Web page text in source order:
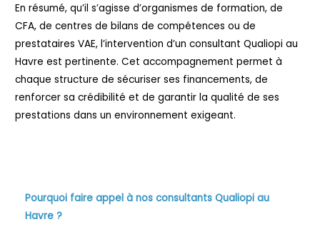
En résumé, qu’il s’agisse d’organismes de formation, de
CFA, de centres de bilans de compétences ou de
prestataires VAE, l’intervention d’un consultant Qualiopi au
Havre est pertinente. Cet accompagnement permet à
chaque structure de sécuriser ses financements, de
renforcer sa crédibilité et de garantir la qualité de ses
prestations dans un environnement exigeant.
Pourquoi faire appel à nos consultants Qualiopi au
Havre ?